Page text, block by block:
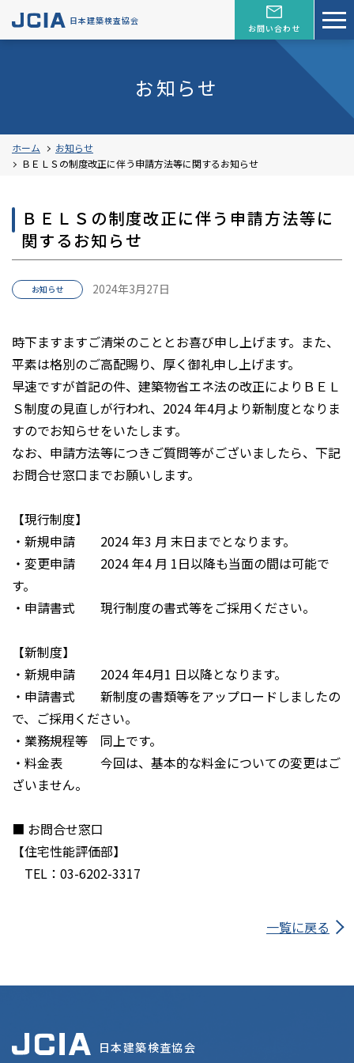
日本建築検査協会
お問い合わせ
お知らせ
ホーム
お知らせ
ＢＥＬＳの制度改正に伴う申請方法等に関するお知らせ
ＢＥＬＳの制度改正に伴う申請方法等に
関するお知らせ
お知らせ 2024年3月27日
時下ますますご清栄のこととお喜び申し上げます。また、
平素は格別のご高配賜り、厚く御礼申し上げます。
早速ですが首記の件、建築物省エネ法の改正によりＢＥＬ
Ｓ制度の見直しが行われ、2024 年4月より新制度となりま
すのでお知らせをいたします。
なお、申請方法等につきご質問等がございましたら、下記
お問合せ窓口までお願いします。
【現行制度】
・新規申請 2024 年3 月 末日までとなります。
・変更申請 2024 年4 月 1日以降も当面の間は可能で
す。
・申請書式 現行制度の書式等をご採用ください。
【新制度】
・新規申請 2024 年4月1 日以降となります。
・申請書式 新制度の書類等をアップロードしましたの
で、ご採用ください。
・業務規程等 同上です。
・料金表 今回は、基本的な料金についての変更はご
ざいません。
■ お問合せ窓口
【住宅性能評価部】
TEL：03-6202-3317
一覧に戻る
日本建築検査協会